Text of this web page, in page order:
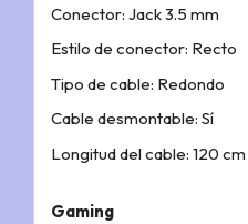
Conector: Jack 3.5 mm
Estilo de conector: Recto
Tipo de cable: Redondo
Cable desmontable: Sí
Longitud del cable: 120 cm
Gaming